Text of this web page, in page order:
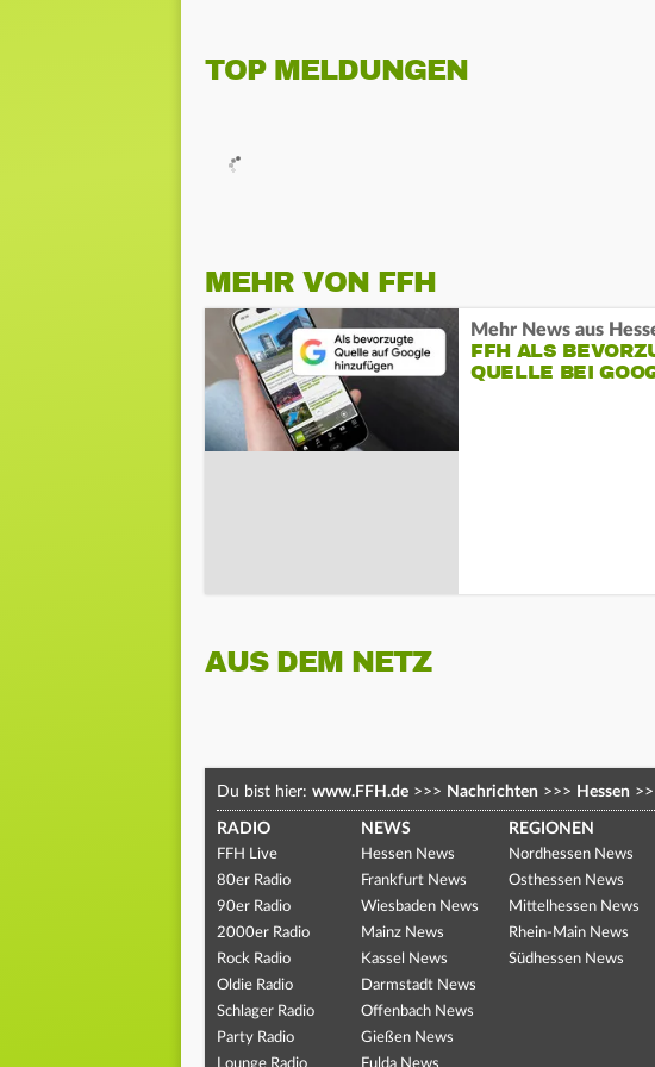
TOP MELDUNGEN
MEHR VON FFH
Mehr News aus
FFH ALS
QUELLE BEI
AUS DEM NETZ
Du bist hier: www.FFH.de >>> Nachrichten >>> Hessen
RADIO
FFH Live
80er Radio
90er Radio
2000er Radio
Rock Radio
Oldie Radio
Schlager Radio
Party Radio
Lounge Radio
NEWS
Hessen News
Frankfurt News
Wiesbaden News
Mainz News
Kassel News
Darmstadt News
Offenbach News
Gießen News
Fulda News
REGIONEN
Nordhessen News
Osthessen News
Mittelhessen News
Rhein-Main News
Südhessen News